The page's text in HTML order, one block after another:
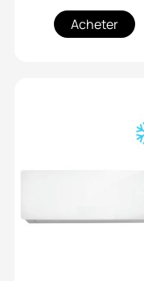
Acheter